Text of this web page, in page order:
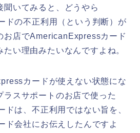
聞いてみると、どうやら
ドの不正利用（という判断）が
お店でAmericanExpressカード
い理由みたいなんですよね。
カードが使えない状態にな
ラスサポートのお店で使った
は、不正利用ではない旨を、
会社にお伝えしたんですよ